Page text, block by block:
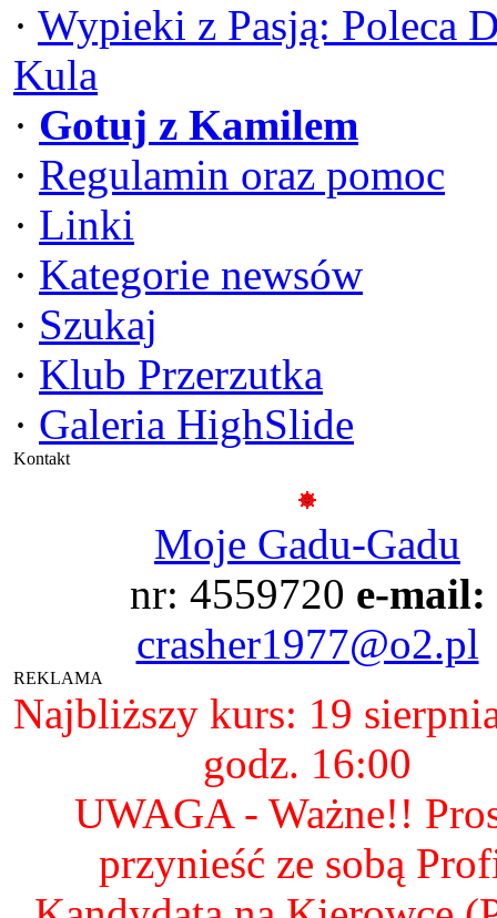
· Wypieki z Pasją: Poleca
Kula
· Gotuj z Kamilem
· Regulamin oraz pomoc
· Linki
· Kategorie newsów
· Szukaj
· Klub Przerzutka
· Galeria HighSlide
Kontakt
Moje Gadu-Gadu
nr: 4559720 e-mail:
crasher1977@o2.pl
REKLAMA
Najbliższy kurs: 19
godz. 16:00
UWAGA - Ważne!!
przynieść ze sobą